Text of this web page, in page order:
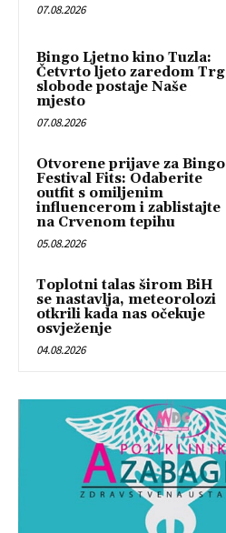
07.08.2026
Bingo Ljetno kino Tuzla:
Četvrto ljeto zaredom Trg
slobode postaje Naše
mjesto
07.08.2026
Otvorene prijave za Bingo
Festival Fits: Odaberite
outfit s omiljenim
influencerom i zablistajte
na Crvenom tepihu
05.08.2026
Toplotni talas širom BiH
se nastavlja, meteorolozi
otkrili kada nas očekuje
osvježenje
04.08.2026